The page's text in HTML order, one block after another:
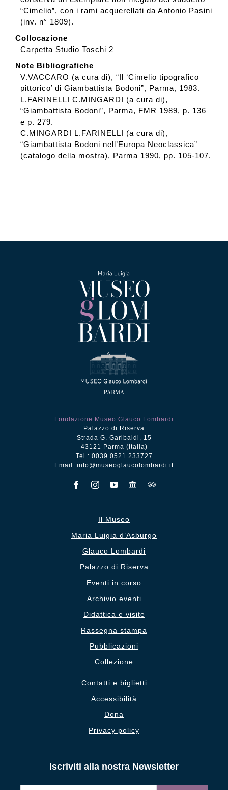
“Cimelio”, con i rami acquerellati da Antonio Pasini
(inv. n° 1809).
Collocazione
Carpetta Studio Toschi 2
Note Bibliografiche
V.VACCARO (a cura di), “Il ‘Cimelio tipografico
pittorico’ di Giambattista Bodoni”, Parma, 1983.
L.FARINELLI C.MINGARDI (a cura di),
“Giambattista Bodoni”, Parma, FMR 1989, p. 136
e p. 279.
C.MINGARDI L.FARINELLI (a cura di),
“Giambattista Bodoni nell’Europa Neoclassica”
(catalogo della mostra), Parma 1990, pp. 105-107.
Fondazione Museo Glauco Lombardi
Palazzo di Riserva
Strada G. Garibaldi, 15
43121 Parma (Italia)
Tel.: 0039 0521 233727
Email: info@museoglaucolombardi.it
Il Museo
Maria Luigia d’Asburgo
Glauco Lombardi
Palazzo di Riserva
Eventi in corso
Archivio eventi
Didattica e visite
Rassegna stampa
Pubblicazioni
Collezione
Contatti e biglietti
Accessibilità
Dona
Privacy policy
Iscriviti alla nostra Newsletter